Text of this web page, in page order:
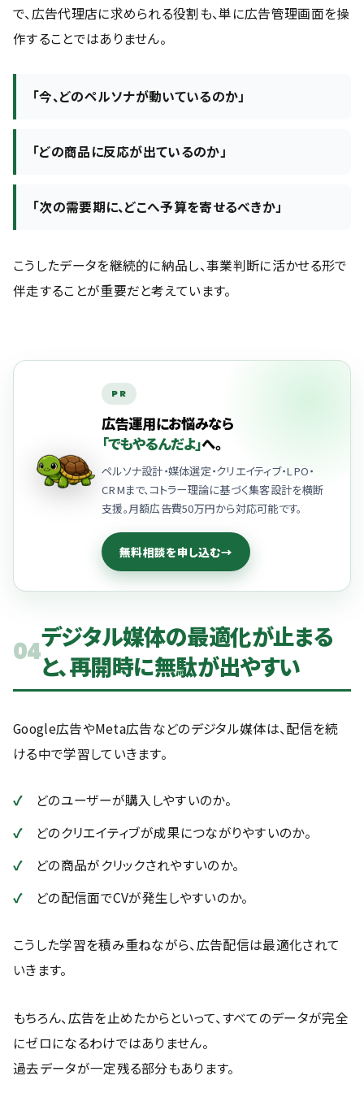
で、広告代理店に求められる役割も、単に広告管理画面を操
作することではありません。
「今、どのペルソナが動いているのか」
「どの商品に反応が出ているのか」
「次の需要期に、どこへ予算を寄せるべきか」
こうしたデータを継続的に納品し、事業判断に活かせる形で
伴走することが重要だと考えています。
PR
広告運用にお悩みなら
「でもやるんだよ」へ。
ペルソナ設計・媒体選定・クリエイティブ・LPO・
CRMまで、コトラー理論に基づく集客設計を横断
支援。月額広告費50万円から対応可能です。
無料相談を申し込む→
04デジタル媒体の最適化が止まる
と、再開時に無駄が出やすい
Google広告やMeta広告などのデジタル媒体は、配信を続
ける中で学習していきます。
どのユーザーが購入しやすいのか。
どのクリエイティブが成果につながりやすいのか。
どの商品がクリックされやすいのか。
どの配信面でCVが発生しやすいのか。
こうした学習を積み重ねながら、広告配信は最適化されて
いきます。
もちろん、広告を止めたからといって、すべてのデータが完全
にゼロになるわけではありません。
過去データが一定残る部分もあります。